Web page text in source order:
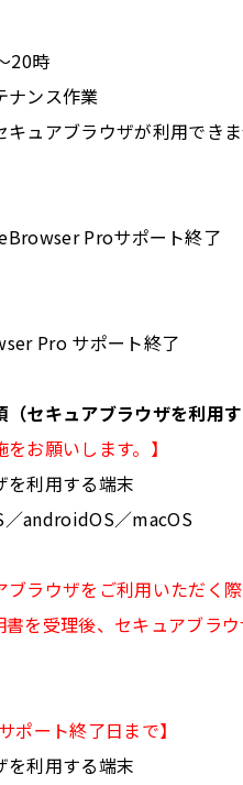
20時
ナンス作業
ュアブラウザが利用できま
Proサポート終了
Pro サポート終了
セキュアブラウザを利用す
お願いします。】
を利用する端末
androidOS／macOS
ラウザをご利用いただく
を受理後、セキュアブラ
ポート終了日まで】
を利用する端末